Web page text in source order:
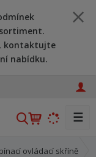
kontaktujte
nabídku.
V
h
☰
ovládací skříně